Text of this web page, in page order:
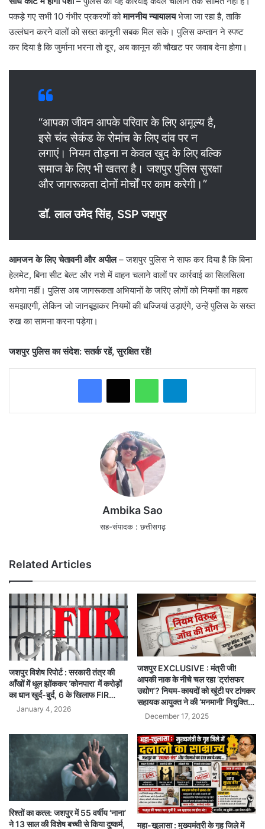
पकड़े गए सभी 10 गंभीर प्रकरणों कोमाननीय न्यायालयभेजा जा रहा है, ताकि
उल्लंघन करने वालों को सख्त कानूनी सबक मिल सके। पुलिस कप्तान ने स्पष्ट
कर दिया है कि जुर्माना भरना तो दूर, अब कानून की चौखट पर जवाब देना होगा।
“आपका जीवन आपके परिवार के लिए अमूल्य है,
इसे चंद सेकंड के रोमांच के लिए दांव पर न
लगाएं। नियम तोड़ना न केवल खुद के लिए बल्कि
समाज के लिए भी खतरा है। जशपुर पुलिस सुरक्षा
और जागरूकता दोनों मोर्चों पर काम करेगी।”
डॉ. लाल उमेद सिंह, SSP जशपुर
आमजन के लिए चेतावनी और अपील– ​जशपुर पुलिस ने साफ कर दिया है कि बिना
हेलमेट, बिना सीट बेल्ट और नशे में वाहन चलाने वालों पर कार्रवाई का सिलसिला
थमेगा नहीं। पुलिस अब जागरूकता अभियानों के जरिए लोगों को नियमों का महत्व
समझाएगी, लेकिन जो जानबूझकर नियमों की धज्जियां उड़ाएंगे, उन्हें पुलिस के सख्त
रुख का सामना करना पड़ेगा।
जशपुर पुलिस का संदेश: सतर्क रहें, सुरक्षित रहें!
WhatsAppTelegram
Ambika Sao
सह-संपादक : छत्तीसगढ़
Related Articles
जशपुर विशेष रिपोर्ट : सरकारी तंत्र की
आँखों में धूल झोंककर ‘कोनपारा’ में करोड़ों
का धान खुर्द-बुर्द, 6 के खिलाफ FIR…
January 4, 2026
जशपुर EXCLUSIVE : मंत्री जी!
आपकी नाक के नीचे चल रहा ‘ट्रांसफर
उद्योग’? नियम-कायदों को खूंटी पर टांगकर
सहायक आयुक्त ने की ‘मनमानी’ नियुक्ति…
December 17, 2025
रिश्तों का कत्ल: जशपुर में 55 वर्षीय ‘नाना’
ने 13 साल की विशेष बच्ची से किया दुष्कर्म,
महा-खुलासा : मुख्यमंत्री के गृह जिले में